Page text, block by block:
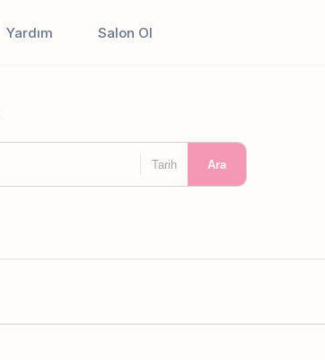
Yardım Salon Ol
Tarih Ara